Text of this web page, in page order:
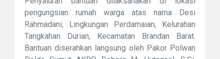
pengungsian rumah warga atas nama Desi
Rahmadani, Lingkungan Perdamaian, Kelurahan
Tangkahan Durian, Kecamatan Brandan Barat.
Bantuan diserahkan langsung oleh Pakor Polwan